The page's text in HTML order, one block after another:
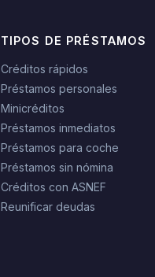
TIPOS DE PRÉSTAMOS
Créditos rápidos
Préstamos personales
Minicréditos
Préstamos inmediatos
Préstamos para coche
Préstamos sin nómina
Créditos con ASNEF
Reunificar deudas